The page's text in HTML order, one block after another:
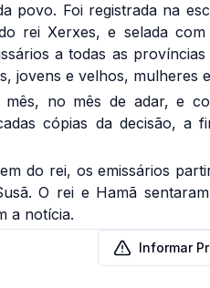
povo. Foi registrada na
rei Xerxes, e selada
a todas as
jovens e velhos, mulheres
mês, no mês de adar, e
cópias da decisão, a
do rei, os emissários
O rei e Hamã
a notícia.
Informar